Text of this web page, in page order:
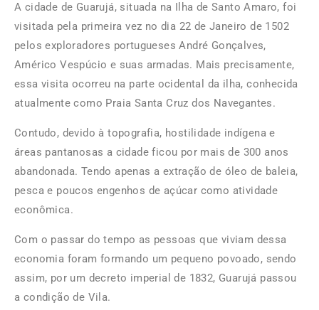
A cidade de Guarujá, situada na Ilha de Santo Amaro, foi
visitada pela primeira vez no dia 22 de Janeiro de 1502
pelos exploradores portugueses André Gonçalves,
Américo Vespúcio e suas armadas. Mais precisamente,
essa visita ocorreu na parte ocidental da ilha, conhecida
atualmente como Praia Santa Cruz dos Navegantes.
Contudo, devido à topografia, hostilidade indígena e
áreas pantanosas a cidade ficou por mais de 300 anos
abandonada. Tendo apenas a extração de óleo de baleia,
pesca e poucos engenhos de açúcar como atividade
econômica.
Com o passar do tempo as pessoas que viviam dessa
economia foram formando um pequeno povoado, sendo
assim, por um decreto imperial de 1832, Guarujá passou
a condição de Vila.